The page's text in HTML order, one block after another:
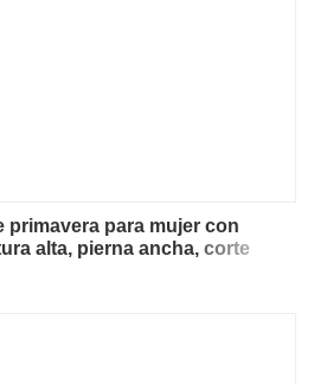
primavera para mujer con
alta, pierna ancha, corte